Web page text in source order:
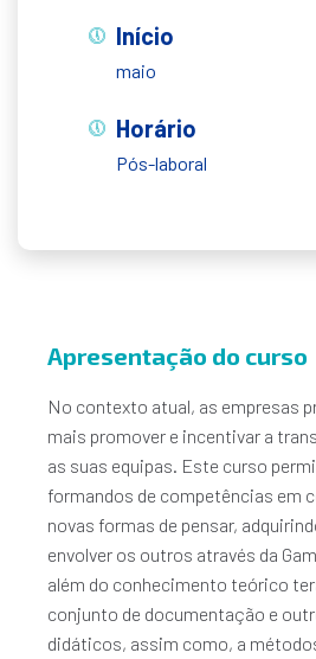
Início
maio
Horário
Pós-laboral
Apresentação do curso
No contexto atual, as empresas
mais promover e incentivar a
as suas equipas. Este curso
formandos de competências em
novas formas de pensar,
envolver os outros através da
além do conhecimento teórico
conjunto de documentação e
didáticos, assim como, a